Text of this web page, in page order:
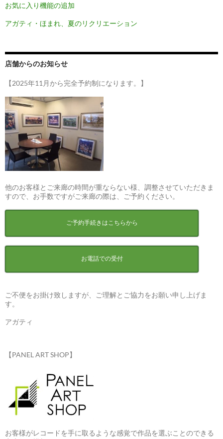
お気に入り機能の追加
アガティ・ほまれ、夏のリクリエーション
店舗からのお知らせ
【2025年11月から完全予約制になります。】
他のお客様とご来廊の時間が重ならない様、調整させていただきま
すので、お手数ですがご来廊の際は、ご予約ください。
ご予約手続きはこちらから
お電話での受付
ご不便をお掛け致しますが、ご理解とご協力をお願い申し上げま
す。
アガティ
【PANEL ART SHOP】
お客様がレコードを手に取るような感覚で作品を選ぶことのできる